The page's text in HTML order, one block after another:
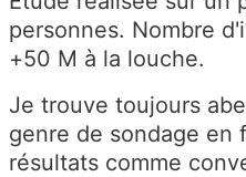
personnes. Nombre
+50 M à la louche.
Je trouve toujours
genre de sondage en
résultats comme